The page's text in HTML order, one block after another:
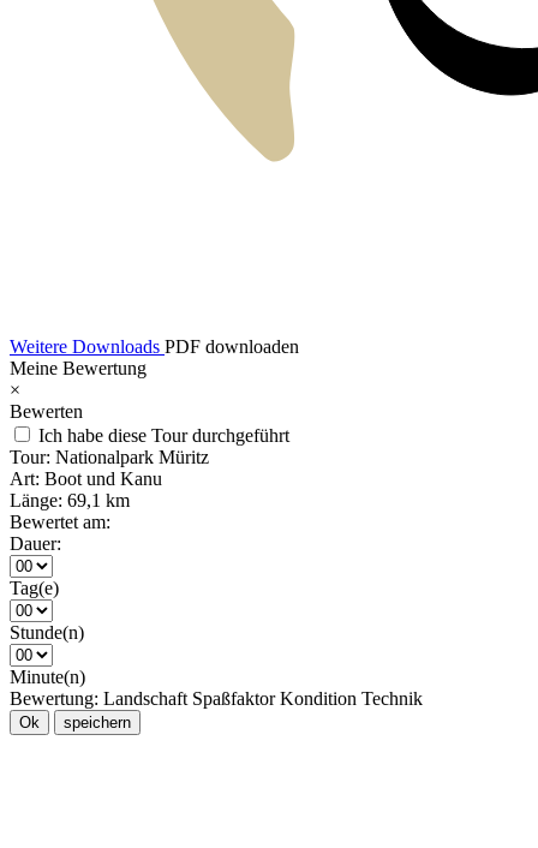
Weitere Downloads PDF downloaden
Meine Bewertung
×
Bewerten
Ich habe diese Tour durchgeführt
Tour: Nationalpark Müritz
Art: Boot und Kanu
Länge: 69,1 km
Bewertet am:
Dauer:
Tag(e)
Stunde(n)
Minute(n)
Bewertung: Landschaft Spaßfaktor Kondition Technik
Ok speichern